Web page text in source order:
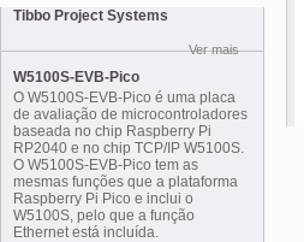
Tibbo Project Systems
Ver mais
W5100S-EVB-Pico
O W5100S-EVB-Pico é uma placa
de avaliação de microcontroladores
baseada no chip Raspberry Pi
RP2040 e no chip TCP/IP W5100S.
O W5100S-EVB-Pico tem as
mesmas funções que a plataforma
Raspberry Pi Pico e inclui o
W5100S, pelo que a função
Ethernet está incluída.